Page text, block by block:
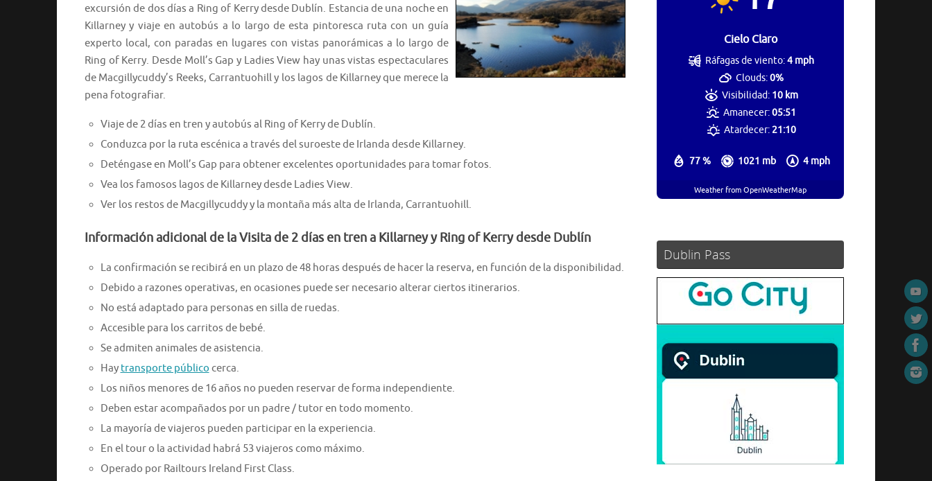
excursión de dos días a Ring of Kerry desde Dublín. Estancia de una noche en
Killarney y viaje en autobús a lo largo de esta pintoresca ruta con un guía
experto local, con paradas en lugares con vistas panorámicas a lo largo de
Ring of Kerry. Desde Moll’s Gap y Ladies View hay unas vistas espectaculares
de Macgillycuddy’s Reeks, Carrantuohill y los lagos de Killarney que merece la
pena fotografiar.
Viaje de 2 días en tren y autobús al Ring of Kerry de Dublín.
Conduzca por la ruta escénica a través del suroeste de Irlanda desde Killarney.
Deténgase en Moll’s Gap para obtener excelentes oportunidades para tomar fotos.
Vea los famosos lagos de Killarney desde Ladies View.
Ver los restos de Macgillycuddy y la montaña más alta de Irlanda, Carrantuohill.
Información adicional de la Visita de 2 días en tren a Killarney y Ring of Kerry desde Dublín
La confirmación se recibirá en un plazo de 48 horas después de hacer la reserva, en función de la disponibilidad.
Debido a razones operativas, en ocasiones puede ser necesario alterar ciertos itinerarios.
No está adaptado para personas en silla de ruedas.
Accesible para los carritos de bebé.
Se admiten animales de asistencia.
Hay transporte público cerca.
Los niños menores de 16 años no pueden reservar de forma independiente.
Deben estar acompañados por un padre / tutor en todo momento.
La mayoría de viajeros pueden participar en la experiencia.
En el tour o la actividad habrá 53 viajeros como máximo.
Operado por Railtours Ireland First Class.
Cielo Claro
77 % 1021 mb 4 mph
Ráfagas de viento:4 mph
Clouds:0%
Visibilidad: 10 km
Amanecer:05:51
Atardecer:21:10
Weather from OpenWeatherMap
Dublin Pass